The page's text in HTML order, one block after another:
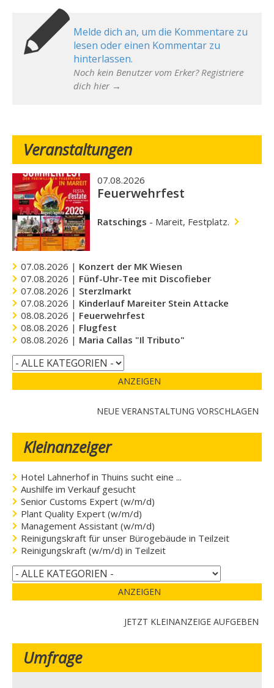
Melde dich an, um die Kommentare zu
lesen oder einen Kommentar zu
hinterlassen.
Noch kein Benutzer vom Erker? Registriere
dich hier →
Veranstaltungen
07.08.2026
Feuerwehrfest
Ratschings - Mareit, Festplatz.
07.08.2026 | Konzert der MK Wiesen
07.08.2026 | Fünf-Uhr-Tee mit Discofieber
07.08.2026 | Sterzlmarkt
07.08.2026 | Kinderlauf Mareiter Stein Attacke
08.08.2026 | Feuerwehrfest
08.08.2026 | Flugfest
08.08.2026 | Maria Callas "Il Tributo"
ANZEIGEN
NEUE VERANSTALTUNG VORSCHLAGEN
Kleinanzeiger
Hotel Lahnerhof in Thuins sucht eine ...
Aushilfe im Verkauf gesucht
Senior Customs Expert (w/m/d)
Plant Quality Expert (w/m/d)
Management Assistant (w/m/d)
Reinigungskraft für unser Bürogebäude in Teilzeit
Reinigungskraft (w/m/d) in Teilzeit
ANZEIGEN
JETZT KLEINANZEIGE AUFGEBEN
Umfrage